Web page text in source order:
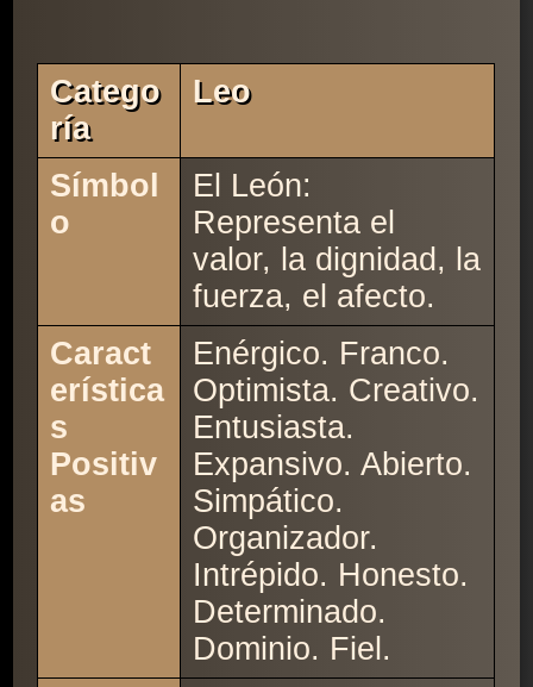
Catego
Ría
Leo
Símbol
o
El León:
Representa el
valor, la dignidad, la
fuerza, el afecto.
Caract
erística
s
Positiv
as
Enérgico. Franco.
Optimista. Creativo.
Entusiasta.
Expansivo. Abierto.
Simpático.
Organizador.
Intrépido. Honesto.
Determinado.
Dominio. Fiel.